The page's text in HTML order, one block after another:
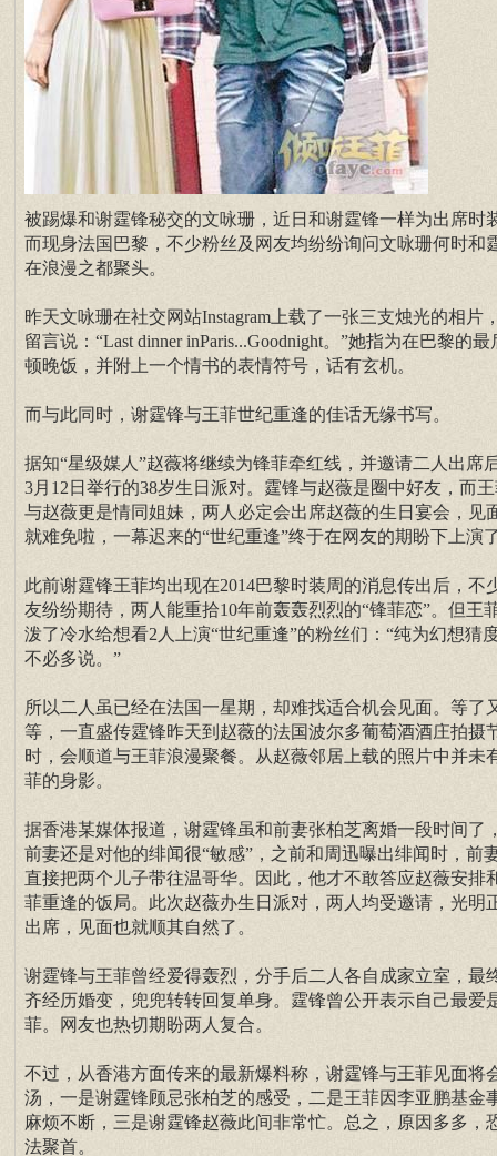
被踢爆和谢霆锋秘交的文咏珊，近日和谢霆锋一样为出席时
而现身法国巴黎，不少粉丝及网友均纷纷询问文咏珊何时和
在浪漫之都聚头。
昨天文咏珊在社交网站Instagram上载了一张三支烛光的相片
留言说：“Last dinner inParis...Goodnight。”她指为在巴黎的最
顿晚饭，并附上一个情书的表情符号，话有玄机。
而与此同时，谢霆锋与王菲世纪重逢的佳话无缘书写。
据知“星级媒人”赵薇将继续为锋菲牵红线，并邀请二人出席
3月12日举行的38岁生日派对。霆锋与赵薇是圈中好友，而
与赵薇更是情同姐妹，两人必定会出席赵薇的生日宴会，见
就难免啦，一幕迟来的“世纪重逢”终于在网友的期盼下上演
此前谢霆锋王菲均出现在2014巴黎时装周的消息传出后，不
友纷纷期待，两人能重拾10年前轰轰烈烈的“锋菲恋”。但王
泼了冷水给想看2人上演“世纪重逢”的粉丝们：“纯为幻想猜
不必多说。”
所以二人虽已经在法国一星期，却难找适合机会见面。等了
等，一直盛传霆锋昨天到赵薇的法国波尔多葡萄酒酒庄拍摄
时，会顺道与王菲浪漫聚餐。从赵薇邻居上载的照片中并未
菲的身影。
据香港某媒体报道，谢霆锋虽和前妻张柏芝离婚一段时间了
前妻还是对他的绯闻很“敏感”，之前和周迅曝出绯闻时，前
直接把两个儿子带往温哥华。因此，他才不敢答应赵薇安排
菲重逢的饭局。此次赵薇办生日派对，两人均受邀请，光明
出席，见面也就顺其自然了。
谢霆锋与王菲曾经爱得轰烈，分手后二人各自成家立室，最
齐经历婚变，兜兜转转回复单身。霆锋曾公开表示自己最爱
菲。网友也热切期盼两人复合。
不过，从香港方面传来的最新爆料称，谢霆锋与王菲见面将
汤，一是谢霆锋顾忌张柏芝的感受，二是王菲因李亚鹏基金
麻烦不断，三是谢霆锋赵薇此间非常忙。总之，原因多多，
法聚首。